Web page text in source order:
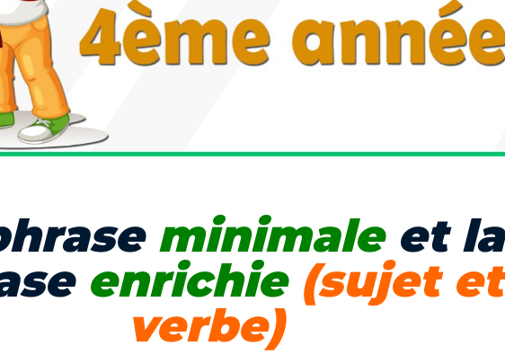
minimaleet la
enrichie (sujet et
verbe)